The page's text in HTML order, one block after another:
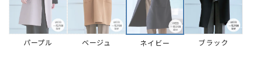
パープル ベージュ ネイビー ブラック